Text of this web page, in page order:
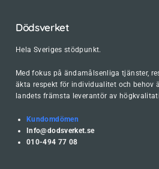
Dödsverket
Hela Sveriges stödpunkt.
Med fokus på ändamålsenliga tjänster,
äkta respekt för individualitet och behov
landets främsta leverantör av
Kundomdömen
Info@dodsverket.se
010-494 77 08